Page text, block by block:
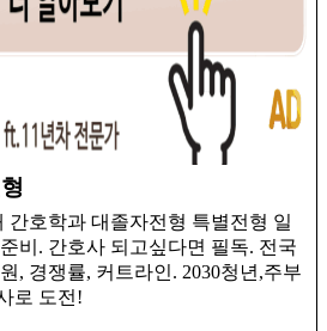
간호학과 대졸자전형 특별전형 일
비. 간호사 되고싶다면 필독. 전국
, 경쟁률, 커트라인. 2030청년,주부
로 도전!